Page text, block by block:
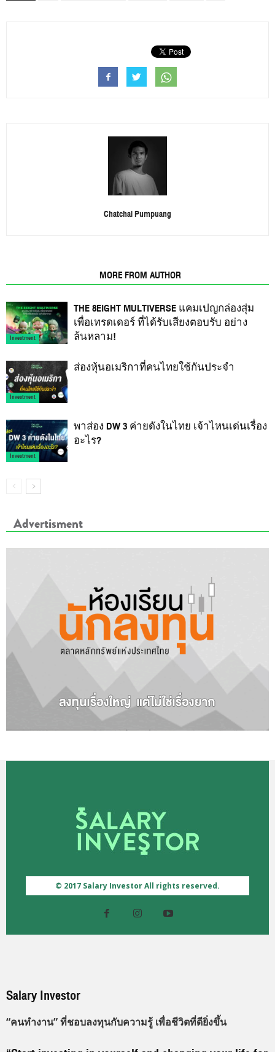
Chatchai Pumpuang
MORE FROM AUTHOR
Investment
THE 8EIGHT MULTIVERSE แคมเปญกล่องสุ่ม
เพื่อเทรดเดอร์ ที่ได้รับเสียงตอบรับ อย่าง
ล้นหลาม!
Investment
ส่องหุ้นอเมริกาที่คนไทยใช้กันประจำ
Investment
พาส่อง DW 3 ค่ายดังในไทย เจ้าไหนเด่นเรื่อง
อะไร?
Advertisment
© 2017 Salary Investor All rights reserved.
Salary Investor
“คนทำงาน” ที่ชอบลงทุนกับความรู้ เพื่อชีวิตที่ดียิ่งขึ้น